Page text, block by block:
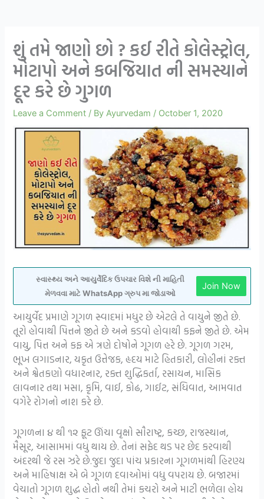
શું તમે જાણો છો ? કઈ રીતે કોલેસ્ટ્રોલ,
મોટાપો અને કબજિયાત ની સમસ્યાને
દૂર કરે છે ગુગળ
Leave a Comment / ByAyurvedam / October 1, 2020
સ્વાસ્થ્ય અને આયુર્વેદિક ઉપચાર વિશે ની માહિતી
મેળવવા માટે WhatsApp ગ્રુપ મા જોડાઓ
Join Now
આયુર્વેદ પ્રમાણે ગૂગળ સ્વાદમાં મધુર છે એટલે તે વાયુને જીતે છે.
તૂરો હોવાથી પિત્તને જીતે છે અને કડવો હોવાથી કફને જીતે છે. એમ
વાયુ, પિત્ત અને કફ એ ત્રણે દોષોને ગૂગળ હરે છે. ગૂગળ ગરમ,
ભૂખ લગાડનાર, યકૃત ઉત્તેજક, હૃદય માટે હિતકારી, લોહીનાં રક્ત
અને શ્વેતકણો વધારનાર, રક્ત શુદ્ધિકર્તા, રસાયન, માસિક
લાવનાર તથા મસા, કૃમિ, વાઈ, કોઢ, ગાઈટ, સંધિવાત, આમવાત
વગેરે રોગનો નાશ કરે છે.
ગૂગળના ૪ થી ૧૨ ફૂટ ઊંચા વૃક્ષો સૌરાષ્ટ્ર, કચ્છ, રાજસ્થાન,
મૈસૂર, આસામમાં વધુ થાય છે. તેનાં સફેદ થડ પર છેદ કરવાથી
અંદરથી જે રસ ઝરે છે.જુદા જુદા પાંચ પ્રકારના ગૂગળમાંથી હિરણ્ય
અને માહિષાક્ષ એ બે ગૂગળ દવાઓમાં વધુ વપરાય છે. બજારમાં
વેચાતો ગૂગળ શુદ્ધ હોતો નથી તેમાં કચરો અને માટી ભળેલા હોય